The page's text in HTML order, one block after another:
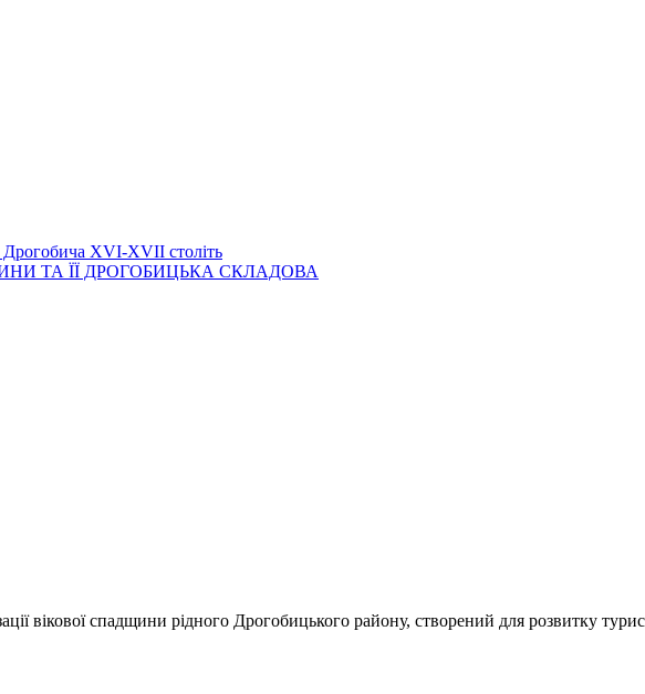
Дрогобича XVI-XVII століть
ТА ЇЇ ДРОГОБИЦЬКА СКЛАДОВА
вікової спадщини рідного Дрогобицького району, створений для розвитку